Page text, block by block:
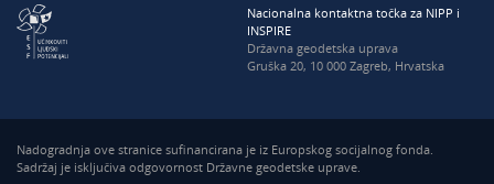
Nacionalna kontaktna točka za NIPP i
INSPIRE
Državna geodetska uprava
Gruška 20, 10 000 Zagreb, Hrvatska
Nadogradnja ove stranice sufinancirana je iz Europskog socijalnog fonda.
Sadržaj je isključiva odgovornost Državne geodetske uprave.